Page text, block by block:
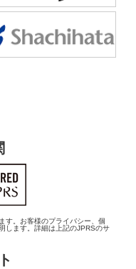
す。お客様のプライバシー、個
します。詳細は上記のJPRSのサ